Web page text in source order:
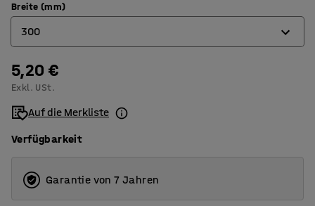
400
600
800
Breite (mm)
300
300
400
600
5,20 €
Exkl. USt.
Auf die Merkliste
Verfügbarkeit
Garantie von 7 Jahren